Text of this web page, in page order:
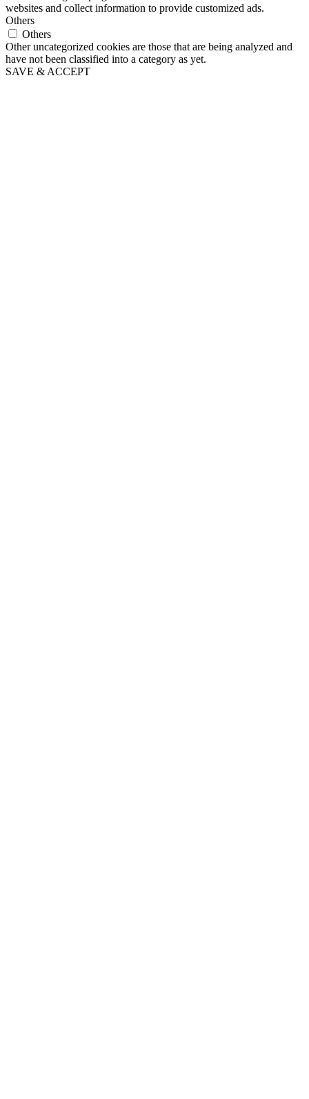
websites and collect information to provide customized ads.
Others
Others
Other uncategorized cookies are those that are being analyzed and
have not been classified into a category as yet.
SAVE & ACCEPT